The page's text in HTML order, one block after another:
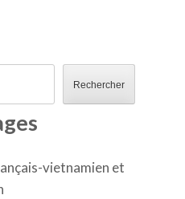
Rechercher
vietnamien et